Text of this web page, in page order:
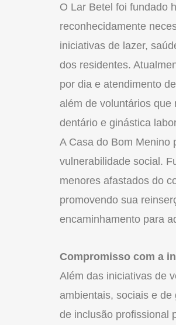
O Lar Betel foi fundado
reconhecidamente
iniciativas de lazer,
dos residentes.
por dia e atendimento
além de voluntários
dentário e ginástica
A Casa do Bom Menino
vulnerabilidade social.
menores afastados do
promovendo sua
encaminhamento para
Compromisso com a
Além das iniciativas de
ambientais, sociais e
de inclusão profissional